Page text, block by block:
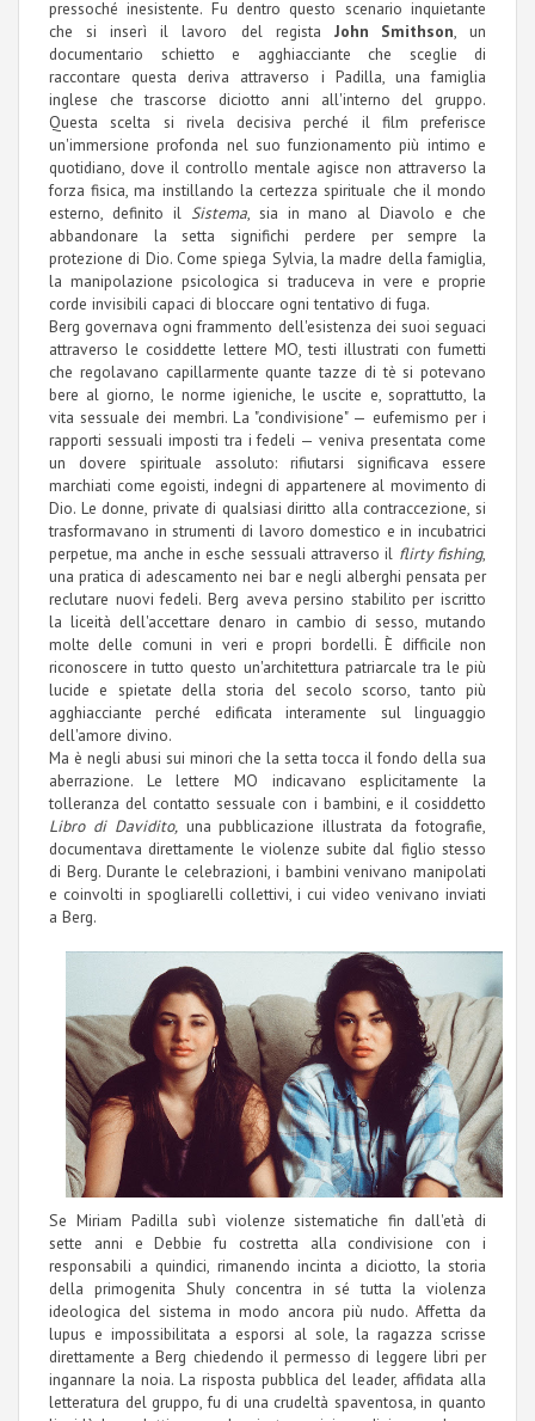
pressoché inesistente. Fu dentro questo scenario inquietante
che si inserì il lavoro del regista John Smithson, un
documentario schietto e agghiacciante che sceglie di
raccontare questa deriva attraverso i Padilla, una famiglia
inglese che trascorse diciotto anni all'interno del gruppo.
Questa scelta si rivela decisiva perché il film preferisce
un'immersione profonda nel suo funzionamento più intimo e
quotidiano, dove il controllo mentale agisce non attraverso la
forza fisica, ma instillando la certezza spirituale che il mondo
esterno, definito il Sistema, sia in mano al Diavolo e che
abbandonare la setta significhi perdere per sempre la
protezione di Dio. Come spiega Sylvia, la madre della famiglia,
la manipolazione psicologica si traduceva in vere e proprie
corde invisibili capaci di bloccare ogni tentativo di fuga.
Berg governava ogni frammento dell'esistenza dei suoi seguaci
attraverso le cosiddette lettere MO, testi illustrati con fumetti
che regolavano capillarmente quante tazze di tè si potevano
bere al giorno, le norme igieniche, le uscite e, soprattutto, la
vita sessuale dei membri. La "condivisione" — eufemismo per i
rapporti sessuali imposti tra i fedeli — veniva presentata come
un dovere spirituale assoluto: rifiutarsi significava essere
marchiati come egoisti, indegni di appartenere al movimento di
Dio. Le donne, private di qualsiasi diritto alla contraccezione, si
trasformavano in strumenti di lavoro domestico e in incubatrici
perpetue, ma anche in esche sessuali attraverso il flirty fishing,
una pratica di adescamento nei bar e negli alberghi pensata per
reclutare nuovi fedeli. Berg aveva persino stabilito per iscritto
la liceità dell'accettare denaro in cambio di sesso, mutando
molte delle comuni in veri e propri bordelli. È difficile non
riconoscere in tutto questo un'architettura patriarcale tra le più
lucide e spietate della storia del secolo scorso, tanto più
agghiacciante perché edificata interamente sul linguaggio
dell'amore divino.
Ma è negli abusi sui minori che la setta tocca il fondo della sua
aberrazione. Le lettere MO indicavano esplicitamente la
tolleranza del contatto sessuale con i bambini, e il cosiddetto
Libro di Davidito,una pubblicazione illustrata da fotografie,
documentava direttamente le violenze subite dal figlio stesso
di Berg. Durante le celebrazioni, i bambini venivano manipolati
e coinvolti in spogliarelli collettivi, i cui video venivano inviati
a Berg.
Se Miriam Padilla subì violenze sistematiche fin dall'età di
sette anni e Debbie fu costretta alla condivisione con i
responsabili a quindici, rimanendo incinta a diciotto, la storia
della primogenita Shuly concentra in sé tutta la violenza
ideologica del sistema in modo ancora più nudo. Affetta da
lupus e impossibilitata a esporsi al sole, la ragazza scrisse
direttamente a Berg chiedendo il permesso di leggere libri per
ingannare la noia. La risposta pubblica del leader, affidata alla
letteratura del gruppo, fu di una crudeltà spaventosa, in quanto